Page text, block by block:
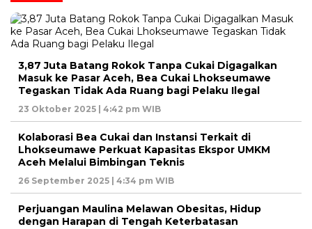
3,87 Juta Batang Rokok Tanpa Cukai Digagalkan
Masuk ke Pasar Aceh, Bea Cukai Lhokseumawe
Tegaskan Tidak Ada Ruang bagi Pelaku Ilegal
23 Oktober 2025 | 4:42 pm WIB
Kolaborasi Bea Cukai dan Instansi Terkait di
Lhokseumawe Perkuat Kapasitas Ekspor UMKM
Aceh Melalui Bimbingan Teknis
26 September 2025 | 4:34 pm WIB
Perjuangan Maulina Melawan Obesitas, Hidup
dengan Harapan di Tengah Keterbatasan